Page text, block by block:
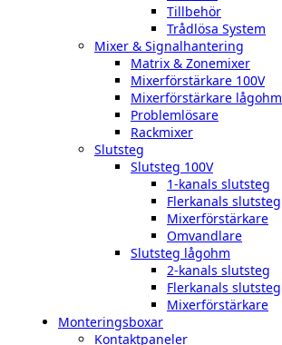
Tillbehör
Trådlösa System
Mixer & Signalhantering
Matrix & Zonemixer
Mixerförstärkare 100V
Mixerförstärkare lågohm
Problemlösare
Rackmixer
Slutsteg
Slutsteg 100V
1-kanals slutsteg
Flerkanals slutsteg
Mixerförstärkare
Omvandlare
Slutsteg lågohm
2-kanals slutsteg
Flerkanals slutsteg
Mixerförstärkare
Monteringsboxar
Kontaktpaneler